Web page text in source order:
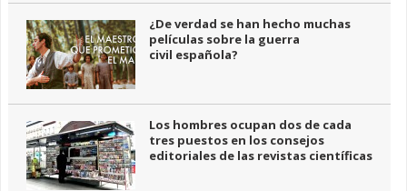
¿De verdad se han hecho muchas
películas sobre la guerra
civil española?
Los hombres ocupan dos de cada
tres puestos en los consejos
editoriales de las revistas científicas